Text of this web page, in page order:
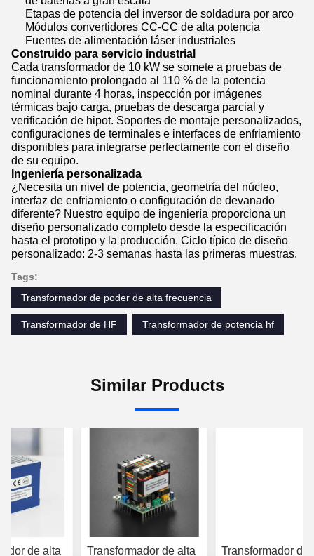
Etapas de potencia del inversor de soldadura por arco
Módulos convertidores CC-CC de alta potencia
Fuentes de alimentación láser industriales
Construido para servicio industrial
Cada transformador de 10 kW se somete a pruebas de
funcionamiento prolongado al 110 % de la potencia
nominal durante 4 horas, inspección por imágenes
térmicas bajo carga, pruebas de descarga parcial y
verificación de hipot. Soportes de montaje personalizados,
configuraciones de terminales e interfaces de enfriamiento
disponibles para integrarse perfectamente con el diseño
de su equipo.
Ingeniería personalizada
¿Necesita un nivel de potencia, geometría del núcleo,
interfaz de enfriamiento o configuración de devanado
diferente? Nuestro equipo de ingeniería proporciona un
diseño personalizado completo desde la especificación
hasta el prototipo y la producción. Ciclo típico de diseño
personalizado: 2-3 semanas hasta las primeras muestras.
Tags:
Transformador de poder de alta frecuencia
Transformador de HF Transformador de potencia hf
Similar Products
de alta
Transformador de alta
Transformador de